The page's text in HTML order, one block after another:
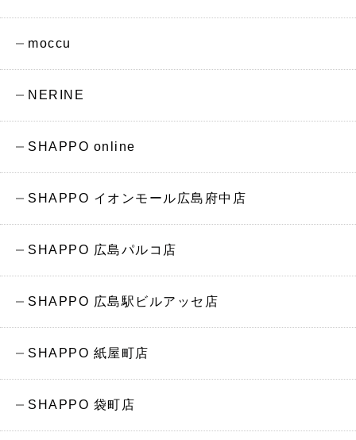
moccu
NERINE
SHAPPO online
SHAPPO イオンモール広島府中店
SHAPPO 広島パルコ店
SHAPPO 広島駅ビルアッセ店
SHAPPO 紙屋町店
SHAPPO 袋町店